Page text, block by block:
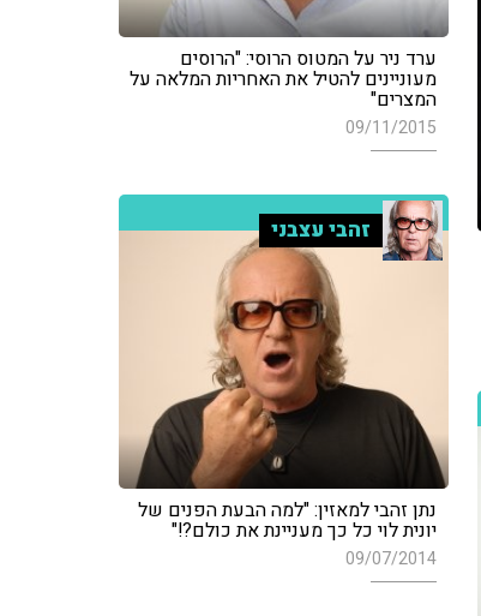
ערד ניר על המטוס הרוסי: "הרוסים
מעוניינים להטיל את האחריות המלאה על
המצרים"
09/11/2015
זהבי עצבני
נתן זהבי למאזין: "למה הבעת הפנים של
יונית לוי כל כך מעניינת את כולם?!"
09/07/2014